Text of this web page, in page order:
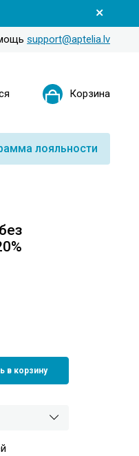
support@aptelia.lv
Корзина
лояльности
в корзину